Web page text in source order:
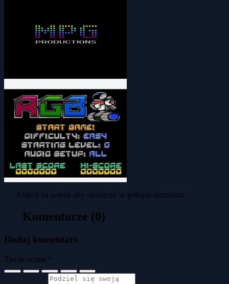
Kliknij na screen aby otworzyć w pełnym rozmiarze
Komentarze (0)
Dodaj komentarz
Twoja ocena *